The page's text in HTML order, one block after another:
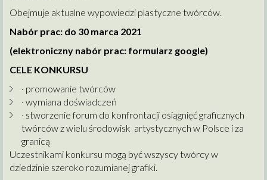
Obejmuje aktualne wypowiedzi plastyczne twórców.
Nabór prac: do 30 marca 2021
(elektroniczny nabór prac: formularz google)
CELE KONKURSU
· promowanie twórców
· wymiana doświadczeń
· stworzenie forum do konfrontacji osiągnięć graficznych
twórców z wielu środowisk artystycznych w Polsce i za
granicą
Uczestnikami konkursu mogą być wszyscy twórcy w
dziedzinie szeroko rozumianej grafiki.